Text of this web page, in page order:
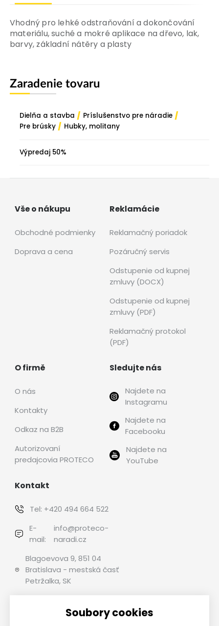
Vhodný pro lehké odstraňování a dokončování
materiálu, suché a mokré aplikace na dřevo, lak,
barvy, základní nátěry a plasty
Zaradenie tovaru
Dielňa a stavba / Príslušenstvo pre náradie /
Pre brúsky / Hubky, molitany
Výpredaj 50%
Vše o nákupu
Obchodné podmienky
Doprava a cena
Reklamácie
Reklamačný poriadok
Pozáručný servis
Odstupenie od kupnej
zmluvy (DOCX)
Odstupenie od kupnej
zmluvy (PDF)
Reklamačný protokol
(PDF)
O firmě
O nás
Kontakty
Odkaz na B2B
Autorizovaní
predajcovia PROTECO
Sledujte nás
Najdete na
Instagramu
Najdete na
Facebooku
Najdete na
YouTube
Kontakt
Tel: +420 494 664 522
E-
mail:
info@proteco-
naradi.cz
Blagoevova 9, 851 04
Bratislava - mestská časť
Petržalka, SK
Možnosti platbySoubory cookies